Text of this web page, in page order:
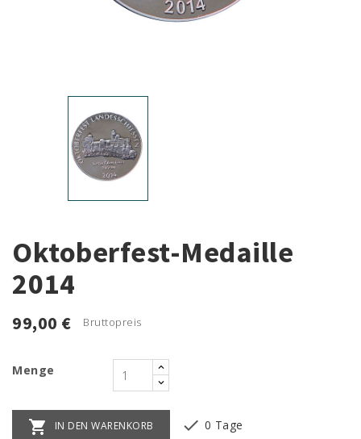
Oktoberfest-Medaille
2014
99,00 € Bruttopreis
Menge
 IN DEN WARENKORB  0 Tage